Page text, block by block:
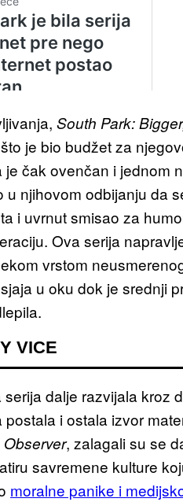
South Park:
je bio budžet za
je čak ovenčan i jednom
u njihovom odbijanju da
i uvrnut smisao za
Ova serija
vrstom
u oku dok je srednji
VICE
dalje razvijala kroz
i ostala izvor
, zalagali su se
savremene kulture
moralne panike i